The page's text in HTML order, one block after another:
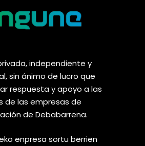
independiente y
sin ánimo de lucro que
respuesta y apoyo a las
de las empresas de
de Debabarrena.
enpresa sortu berrien